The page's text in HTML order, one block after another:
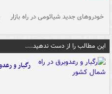
خودروهای جدید شیائومی در راه بازار
این مطالب را از دست ندهید....
رگبار و